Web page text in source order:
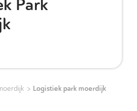
Park
> Logistiek park moerdijk